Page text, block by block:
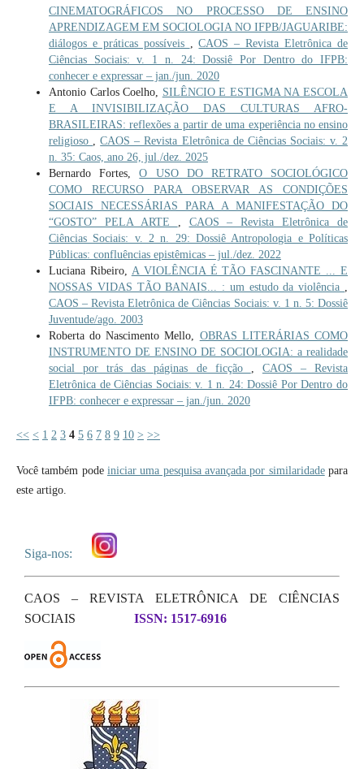
CINEMATOGRÁFICOS NO PROCESSO DE ENSINO
APRENDIZAGEM EM SOCIOLOGIA NO IFPB/JAGUARIBE:
diálogos e práticas possíveis
,CAOS – Revista Eletrônica de
Ciências Sociais: v. 1 n. 24: Dossiê Por Dentro do IFPB:
conhecer e expressar – jan./jun. 2020
Antonio Carlos Coelho, SILÊNCIO E ESTIGMA NA ESCOLA
E A INVISIBILIZAÇÃO DAS CULTURAS AFRO-
BRASILEIRAS: reflexões a partir de uma experiência no ensino
religioso
,CAOS – Revista Eletrônica de Ciências Sociais: v. 2
n. 35: Caos, ano 26, jul./dez. 2025
Bernardo Fortes,O USO DO RETRATO SOCIOLÓGICO
COMO RECURSO PARA OBSERVAR AS CONDIÇÕES
SOCIAIS NECESSÁRIAS PARA A MANIFESTAÇÃO DO
“GOSTO” PELA ARTE
CAOS – Revista Eletrônica de
Ciências Sociais: v. 2 n. 29: Dossiê Antropologia e Políticas
Públicas: confluências epistêmicas – jul./dez. 2022
Luciana Ribeiro, A VIOLÊNCIA É TÃO FASCINANTE ... E
NOSSAS VIDAS TÃO BANAIS... : um estudo da violência
CAOS – Revista Eletrônica de Ciências Sociais: v. 1 n. 5: Dossiê
Juventude/ago. 2003
Roberta do Nascimento Mello, OBRAS LITERÁRIAS COMO
INSTRUMENTO DE ENSINO DE SOCIOLOGIA: a realidade
social por trás das páginas de ficção
CAOS – Revista
Eletrônica de Ciências Sociais: v. 1 n. 24: Dossiê Por Dentro do
IFPB: conhecer e expressar – jan./jun. 2020
<< < 1 2 3 4 5 6 7 8 9 10 > >>
Você também pode iniciar uma pesquisa avançada por similaridadepara
este artigo.
Siga-nos:
CAOS – REVISTA ELETRÔNICA DE CIÊNCIAS
SOCIAIS
ISSN: 1517-6916